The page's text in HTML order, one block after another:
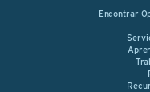
Encontrar